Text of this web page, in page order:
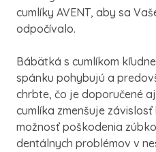
cumlíky AVENT, aby sa
odpočívalo.
Bábätká s cumlíkom
spánku pohybujú a
chrbte, čo je doporučené
cumlíka zmenšuje
možnosť poškodenia
dentálnych problémov v